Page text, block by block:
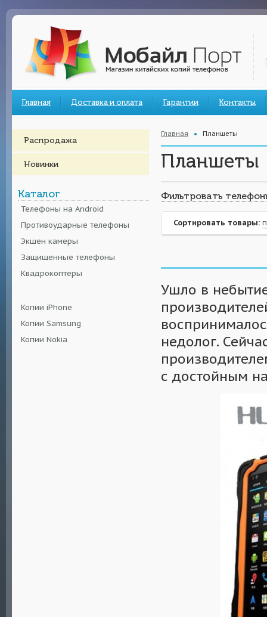
Главная Доставка и оплата Гарантии Контакты
Распродажа
Новинки
Каталог
Телефоны на Android
Противоударные телефоны
Экшен камеры
Защищенные телефоны
Квадрокоптеры
Копии iPhone
Копии Samsung
Копии Nokia
Главная Планшеты
Планшеты
Фильтровать
Сортировать товары:
Ушло в
недолог.
с достойным